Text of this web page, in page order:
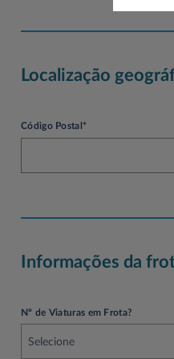
Localização
Código Postal*
Informações da
Nº de Viaturas em Frota?
Selecione